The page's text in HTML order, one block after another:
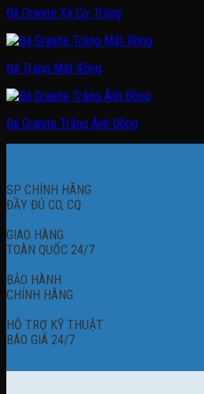
Đá Granite Xà Cừ Trắng
Đá Trắng Mắt Rồng
Đá Granite Trắng Ánh Đồng
SP CHÍNH HÃNG
ĐẦY ĐỦ CO, CQ
GIAO HÀNG
TOÀN QUỐC 24/7
BẢO HÀNH
CHÍNH HÃNG
HỖ TRỢ KỸ THUẬT
BÁO GIÁ 24/7